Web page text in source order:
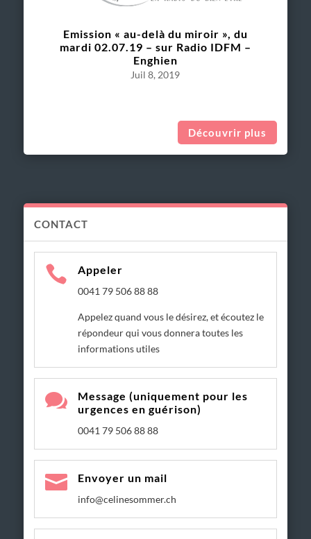
Emission « au-delà du miroir », du
mardi 02.07.19 – sur Radio IDFM –
Enghien
Juil 8, 2019
Découvrir plus
CONTACT
 Appeler
0041 79 506 88 88
Appelez quand vous le désirez, et écoutez le
répondeur qui vous donnera toutes les
informations utiles

Message (uniquement pour les
urgences en guérison)
0041 79 506 88 88
 Envoyer un mail
info@celinesommer.ch